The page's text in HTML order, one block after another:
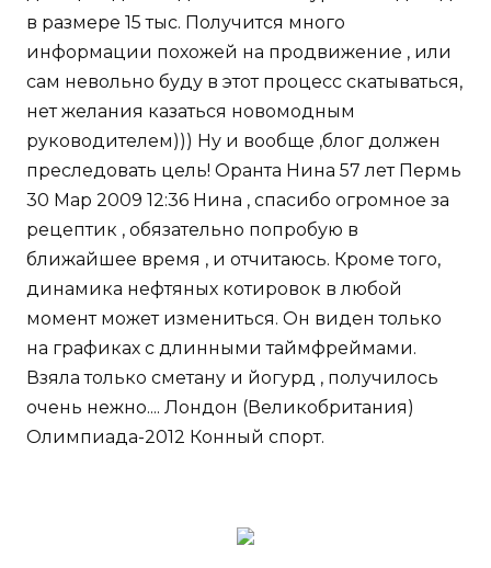
в размере 15 тыс. Получится много
информации похожей на продвижение , или
сам невольно буду в этот процесс скатываться,
нет желания казаться новомодным
руководителем))) Ну и вообще ,блог должен
преследовать цель! Оранта Нина 57 лет Пермь
30 Мар 2009 12:36 Нина , спасибо огромное за
рецептик , обязательно попробую в
ближайшее время , и отчитаюсь. Кроме того,
динамика нефтяных котировок в любой
момент может измениться. Он виден только
на графиках с длинными таймфреймами.
Взяла только сметану и йогурд , получилось
очень нежно.... Лондон (Великобритания)
Олимпиада-2012 Конный спорт.